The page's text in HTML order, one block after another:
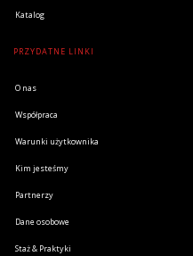
Katalog
PRZYDATNE LINKI
O nas
Współpraca
Warunki użytkownika
Kim jesteśmy
Partnerzy
Dane osobowe
Staż & Praktyki